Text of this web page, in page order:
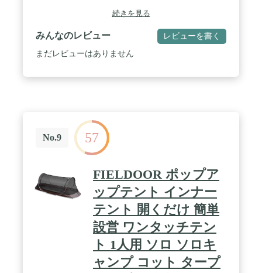
質:7000シリーズアルミ / フロア材質:70Dナイロンタ
フタ・耐水圧3000mm・ポリウレタン&DWRコーテ
ィング / 定員:2 / ドアの数:2 / 最小重量(フライ/本体/
ポール):2240g / 総重量:2770g / 原産国:ベトナム
続きを見る
みんなのレビュー レビューを書く
まだレビューはありません
No.9 57
FIELDOOR ポップア
ップテント インナー
テント 開くだけ 簡単
設営 ワンタッチテン
ト 1人用 ソロ ソロキ
ャンプ コット タープ